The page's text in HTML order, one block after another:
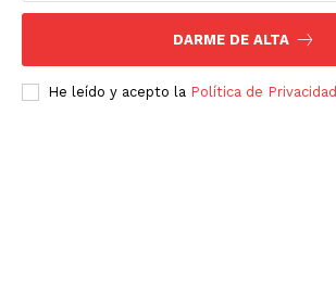
DARME DE ALTA
He leído y acepto la Política de Privacidad